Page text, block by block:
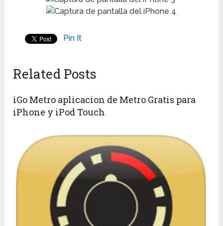
Pin It
Related Posts
iGo Metro aplicacion de Metro Gratis para
iPhone y iPod Touch